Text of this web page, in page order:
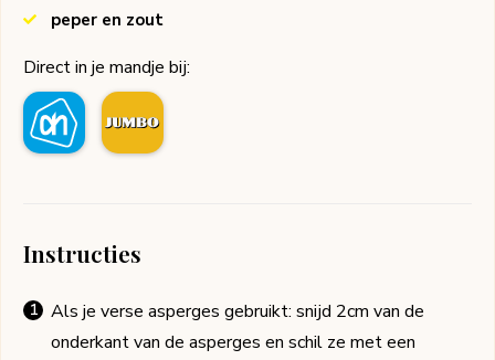
peper en zout
Direct in je mandje bij:
Instructies
Als je verse asperges gebruikt: snijd 2cm van de
onderkant van de asperges en schil ze met een